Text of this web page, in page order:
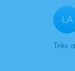
LA
Très